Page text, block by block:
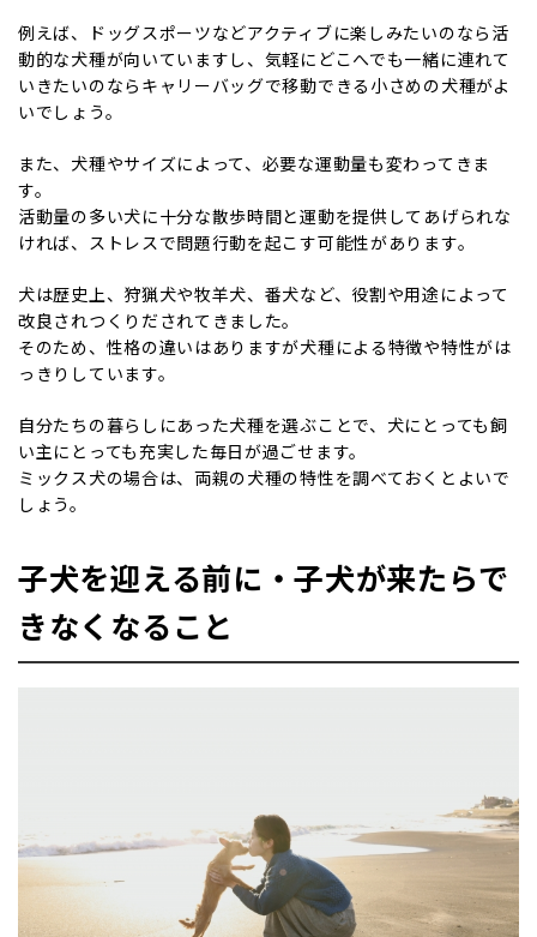
例えば、ドッグスポーツなどアクティブに楽しみたいのなら活
動的な犬種が向いていますし、気軽にどこへでも一緒に連れて
いきたいのならキャリーバッグで移動できる小さめの犬種がよ
いでしょう。
また、犬種やサイズによって、必要な運動量も変わってきま
す。
活動量の多い犬に十分な散歩時間と運動を提供してあげられな
ければ、ストレスで問題行動を起こす可能性があります。
犬は歴史上、狩猟犬や牧羊犬、番犬など、役割や用途によって
改良されつくりだされてきました。
そのため、性格の違いはありますが犬種による特徴や特性がは
っきりしています。
自分たちの暮らしにあった犬種を選ぶことで、犬にとっても飼
い主にとっても充実した毎日が過ごせます。
ミックス犬の場合は、両親の犬種の特性を調べておくとよいで
しょう。
子犬を迎える前に・子犬が来たらで
きなくなること